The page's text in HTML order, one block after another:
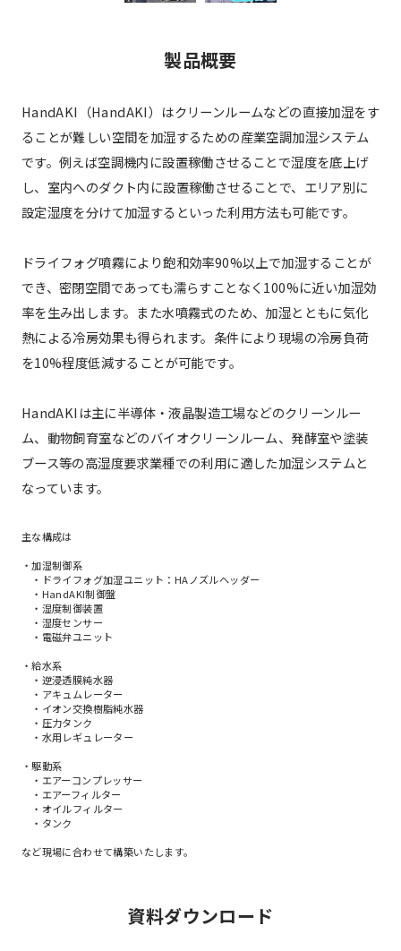
製品概要
HandAKI（HandAKI）はクリーンルームなどの直接加湿をす
ることが難しい空間を加湿するための産業空調加湿システム
です。例えば空調機内に設置稼働させることで湿度を底上げ
し、室内へのダクト内に設置稼働させることで、エリア別に
設定湿度を分けて加湿するといった利用方法も可能です。
ドライフォグ噴霧により飽和効率90%以上で加湿することが
でき、密閉空間であっても濡らすことなく100%に近い加湿効
率を生み出します。また水噴霧式のため、加湿とともに気化
熱による冷房効果も得られます。条件により現場の冷房負荷
を10%程度低減することが可能です。
HandAKIは主に半導体・液晶製造工場などのクリーンルー
ム、動物飼育室などのバイオクリーンルーム、発酵室や塗装
ブース等の高湿度要求業種での利用に適した加湿システムと
なっています。
主な構成は
・加湿制御系
・ドライフォグ加湿ユニット：HAノズルヘッダー
・HandAKI制御盤
・湿度制御装置
・湿度センサー
・電磁弁ユニット
・給水系
・逆浸透膜純水器
・アキュムレーター
・イオン交換樹脂純水器
・圧力タンク
・水用レギュレーター
・駆動系
・エアーコンプレッサー
・エアーフィルター
・オイルフィルター
・タンク
など現場に合わせて構築いたします。
資料ダウンロード